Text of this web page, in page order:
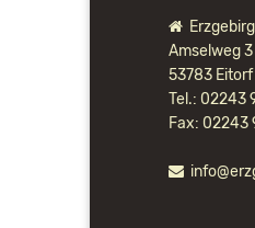
Amselweg 3
53783 Eitorf
Tel.: 02243
Fax: 02243